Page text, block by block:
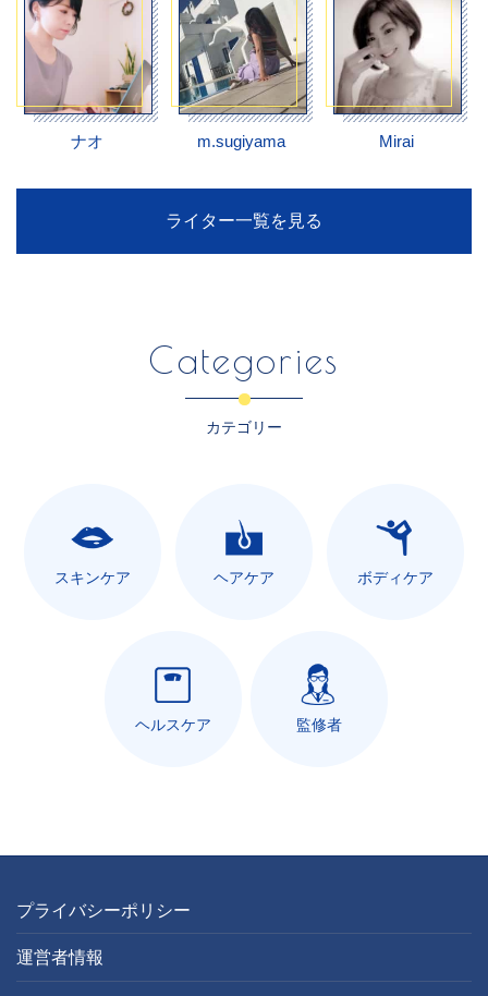
ナオ m.sugiyama Mirai
ライター一覧を見る
Categories
カテゴリー
スキンケア ヘアケア ボディケア
ヘルスケア 監修者
プライバシーポリシー
運営者情報